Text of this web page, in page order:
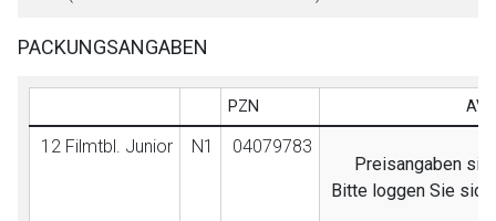
PACKUNGSANGABEN
PZN
12 Filmtbl. Junior N1
04079783
Preisangaben
Bitte loggen Sie sich